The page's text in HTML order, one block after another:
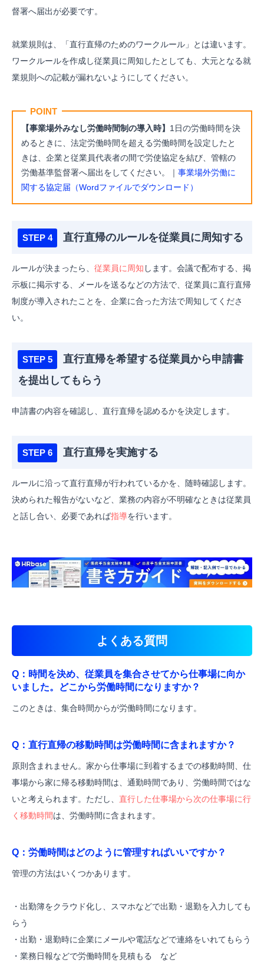
督署へ届出が必要です。
就業規則は、「直行直帰のためのワークルール」とは違います。
ワークルールを作成し従業員に周知したとしても、大元となる就
業規則への記載が漏れないようにしてください。
POINT
【事業場外みなし労働時間制の導入時】 1日の労働時間を決
めるときに、法定労働時間を超える労働時間を設定したと
きは、企業と従業員代表者の間で労使協定を結び、管轄の
労働基準監督署へ届出をしてください。｜ 事業場外労働に
関する協定届（Wordファイルでダウンロード）
直行直帰のルールを従業員に周知する
ルールが決まったら、 従業員に周知 します。 会議で配布する、掲
示板に掲示する、メールを送るなどの方法で、従業員に直行直帰
制度が導入されたことを、企業に合った方法で周知してくださ
い。
直行直帰を希望する従業員から申請書
を提出してもらう
申請書の内容を確認し、直行直帰を認めるかを決定します。
直行直帰を実施する
ルールに沿って直行直帰が行われているかを、随時確認します。
決められた報告がないなど、業務の内容が不明確なときは従業員
と話し合い、必要であれば指導を行います。
よくある質問
Q：時間を決め、従業員を集合させてから仕事場に向か
いました。どこから労働時間になりますか？
このときは、集合時間からが労働時間になります。
Q： 直行直帰の移動時間は労働時間に含まれますか？
原則含まれません。 家から仕事場に到着するまでの移動時間、仕
事場から家に帰る移動時間は、通勤時間であり、労働時間ではな
いと考えられます。 ただし、 直行した仕事場から次の仕事場に行
く移動時間は、労働時間に含まれます。
Q： 労働時間はどのように管理すればいいですか？
管理の方法はいくつかあります。
・出勤簿をクラウド化し、スマホなどで出勤・退勤を入力しても
らう
・出勤・退勤時に企業にメールや電話などで連絡をいれてもらう
・業務日報などで労働時間を見積もる など